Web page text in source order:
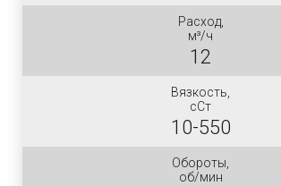
Расход,
м³/ч
12
Вязкость,
сСт
10-550
Обороты,
об/мин